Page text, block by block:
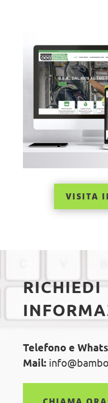
VISITA
RICHIEDI
Telefono e
Mail: